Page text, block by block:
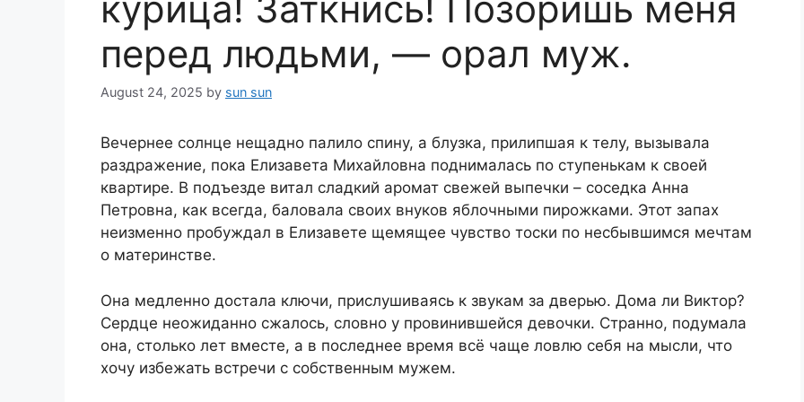
перед людьми, — орал муж.
August 24, 2025 by sun sun
Вечернее солнце нещадно палило спину, а блузка, прилипшая к телу, вызывала
раздражение, пока Елизавета Михайловна поднималась по ступенькам к своей
квартире. В подъезде витал сладкий аромат свежей выпечки – соседка Анна
Петровна, как всегда, баловала своих внуков яблочными пирожками. Этот запах
неизменно пробуждал в Елизавете щемящее чувство тоски по несбывшимся мечтам
о материнстве.
Она медленно достала ключи, прислушиваясь к звукам за дверью. Дома ли Виктор?
Сердце неожиданно сжалось, словно у провинившейся девочки. Странно, подумала
она, столько лет вместе, а в последнее время всё чаще ловлю себя на мысли, что
хочу избежать встречи с собственным мужем.